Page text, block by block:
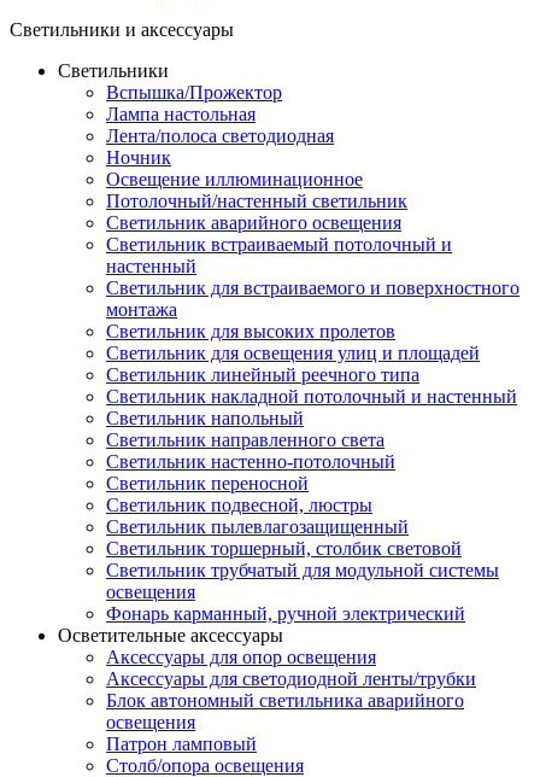
Светильники и аксессуары
Светильники
Вспышка/Прожектор
Лампа настольная
Лента/полоса светодиодная
Ночник
Освещение иллюминационное
Потолочный/настенный светильник
Светильник аварийного освещения
Светильник встраиваемый потолочный и
настенный
Светильник для встраиваемого и поверхностного
монтажа
Светильник для высоких пролетов
Светильник для освещения улиц и площадей
Светильник линейный реечного типа
Светильник накладной потолочный и настенный
Светильник напольный
Светильник направленного света
Светильник настенно-потолочный
Светильник переносной
Светильник подвесной, люстры
Светильник пылевлагозащищенный
Светильник торшерный, столбик световой
Светильник трубчатый для модульной системы
освещения
Фонарь карманный, ручной электрический
Осветительные аксессуары
Аксессуары для опор освещения
Аксессуары для светодиодной ленты/трубки
Блок автономный светильника аварийного
освещения
Патрон ламповый
Столб/опора освещения